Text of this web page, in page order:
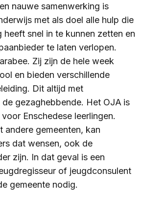
nauwe samenwerking is
met als doel alle hulp die
heeft snel in te kunnen zetten en
te laten verlopen.
Zij zijn de hele week
en bieden verschillende
Dit altijd met
gezaghebbende. Het OJA is
Enschedese leerlingen.
andere gemeenten, kan
dat wensen, ook de
zijn. In dat geval is een
of jeugdconsulent
gemeente nodig.